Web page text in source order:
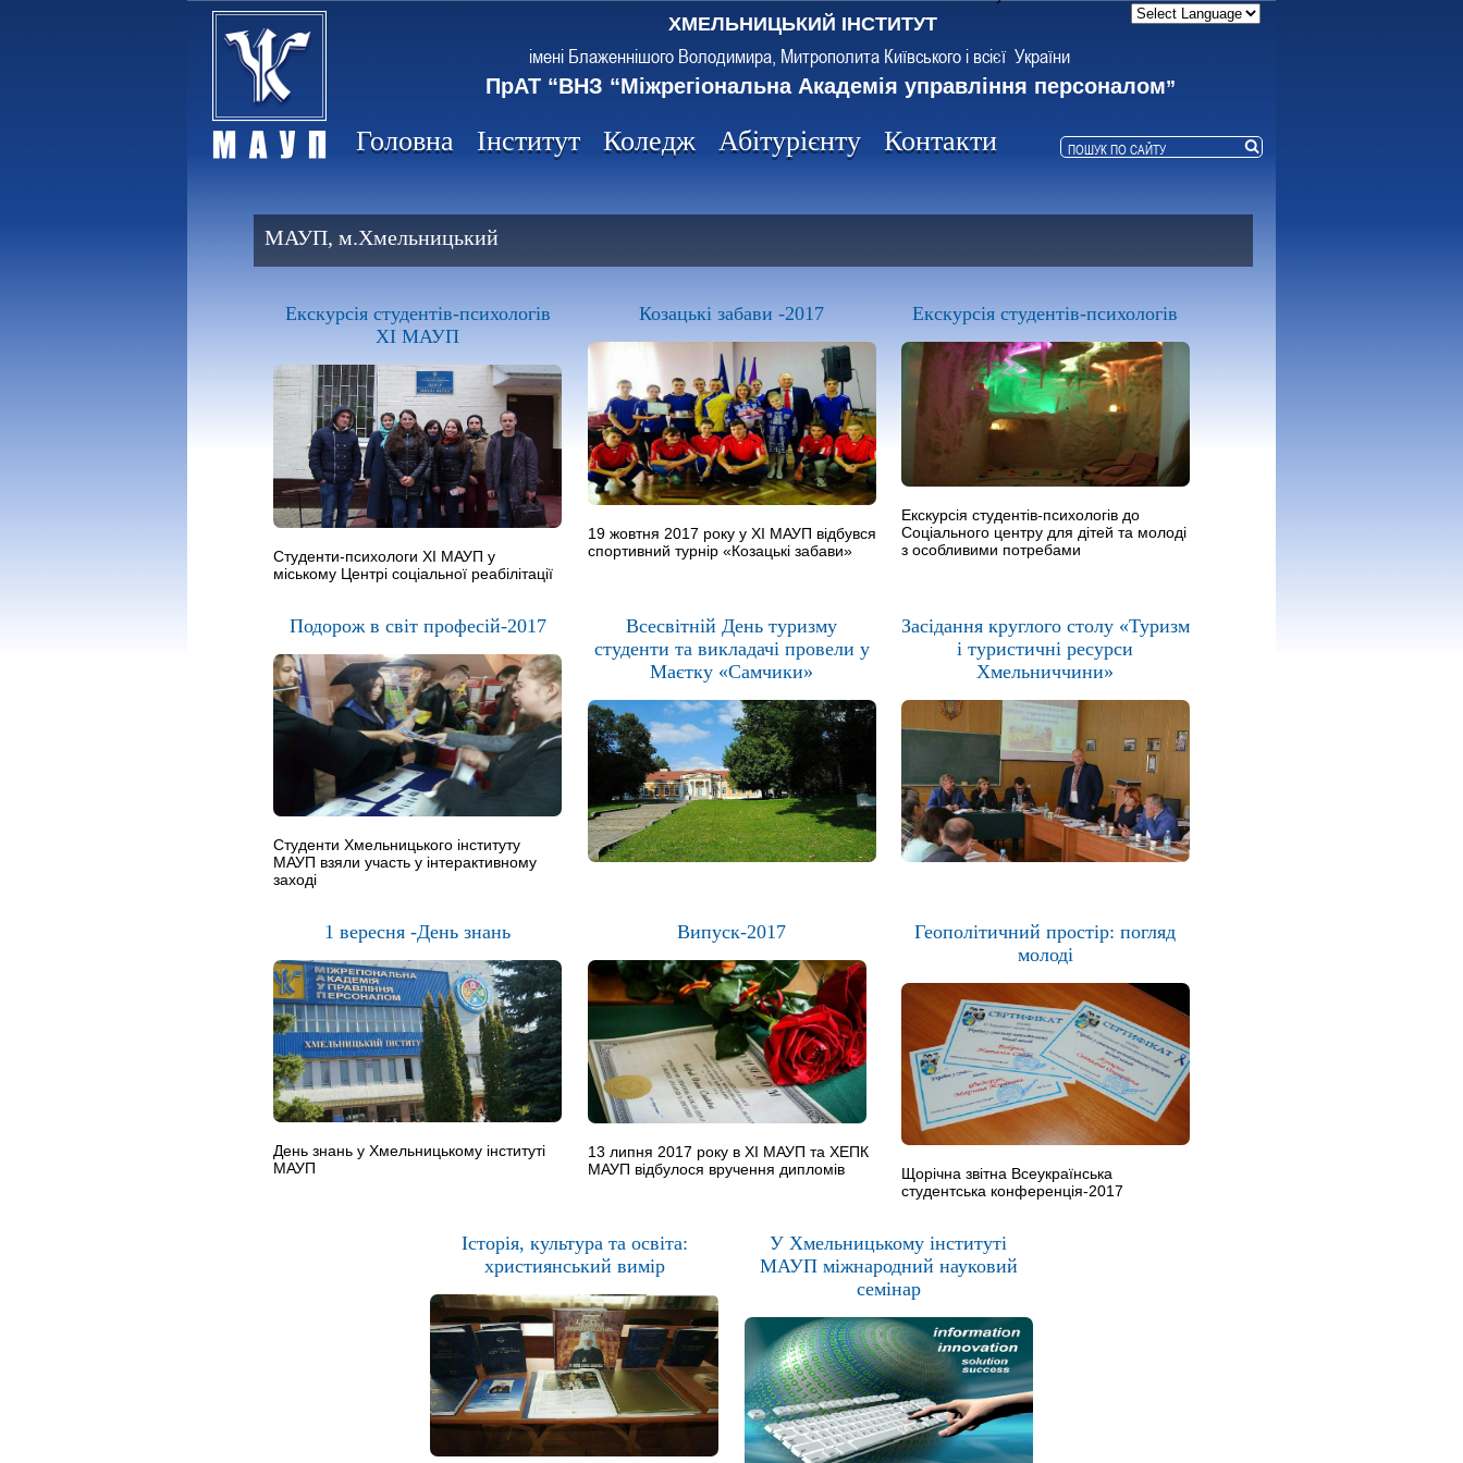
імені Блаженнішого Володимира, Митрополита Київського і всієї України
ХМЕЛЬНИЦЬКИЙ ІНСТИТУТ
ПрАТ “ВНЗ “Міжрегіональна Академія управління персоналом”
Головна Інститут Коледж Абітурієнту Контакти
МАУП, м.Хмельницький
Екскурсія студентів-психологів
ХІ МАУП
Студенти-психологи ХІ МАУП у
міському Центрі соціальної реабілітації
Козацькі забави -2017
19 жовтня 2017 року у ХІ МАУП відбувся
спортивний турнір «Козацькі забави»
Екскурсія студентів-психологів
Екскурсія студентів-психологів до
Соціального центру для дітей та молоді
з особливими потребами
Подорож в світ професій-2017
Студенти Хмельницького інституту
МАУП взяли участь у інтерактивному
заході
Всесвітній День туризму
студенти та викладачі провели у
Маєтку «Самчики»
Засідання круглого столу «Туризм
і туристичні ресурси
Хмельниччини»
1 вересня -День знань
День знань у Хмельницькому інституті
МАУП
Випуск-2017
13 липня 2017 року в ХІ МАУП та ХЕПК
МАУП відбулося вручення дипломів
Геополітичний простір: погляд
молоді
Щорічна звітна Всеукраїнська
студентська конференція-2017
Історія, культура та освіта:
християнський вимір
У Хмельницькому інституті
МАУП міжнародний науковий
семінар